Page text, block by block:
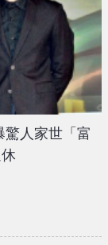
驚人家世「富